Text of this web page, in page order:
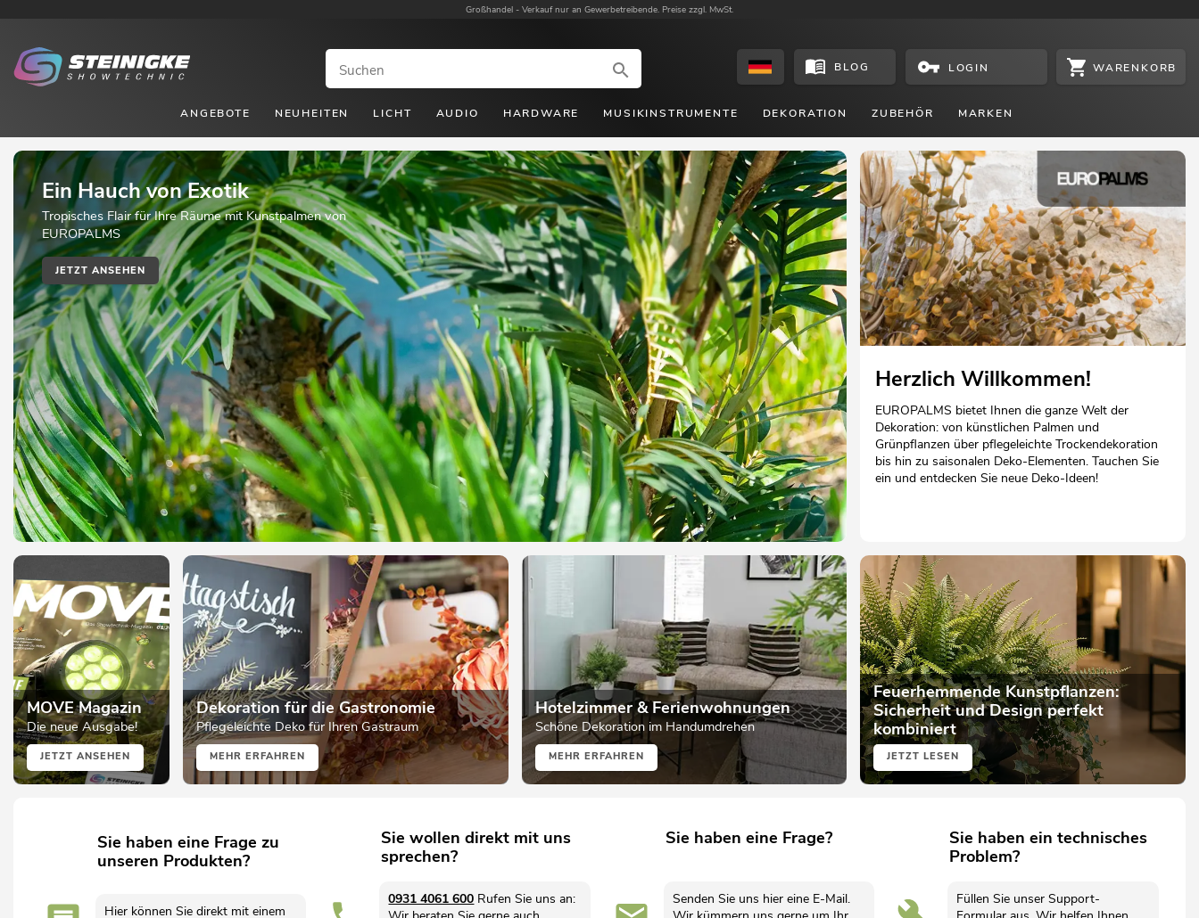
Großhandel - Verkauf nur an Gewerbetreibende. Preise zzgl. MwSt.
BLOG LOGIN WARENKORB
ANGEBOTE NEUHEITEN LICHT AUDIO HARDWARE MUSIKINSTRUMENTE DEKORATION ZUBEHÖR MARKEN
Ein Hauch von Exotik
Tropisches Flair für Ihre Räume mit Kunstpalmen von
EUROPALMS
JETZT ANSEHEN
Herzlich Willkommen!
EUROPALMS bietet Ihnen die ganze Welt der
Dekoration: von künstlichen Palmen und
Grünpflanzen über pflegeleichte Trockendekoration
bis hin zu saisonalen Deko-Elementen. Tauchen Sie
ein und entdecken Sie neue Deko-Ideen!
MOVE Magazin
Die neue Ausgabe!
JETZT ANSEHEN
Dekoration für die Gastronomie
Pflegeleichte Deko für Ihren Gastraum
MEHR ERFAHREN
Hotelzimmer & Ferienwohnungen
Schöne Dekoration im Handumdrehen
MEHR ERFAHREN
Feuerhemmende Kunstpflanzen:
Sicherheit und Design perfekt
kombiniert
JETZT LESEN
Sie haben eine Frage zu
unseren Produkten?
Hier können Sie direkt mit einem
Sie wollen direkt mit uns
sprechen?
0931 4061 600 Rufen Sie uns an:
Sie haben eine Frage?
Senden Sie uns hier eine E-Mail.
Sie haben ein technisches
Problem?
Füllen Sie unser Support-